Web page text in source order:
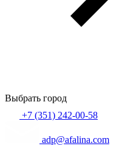
Выбрать город
+7 (351) 242-00-58
adp@afalina.com